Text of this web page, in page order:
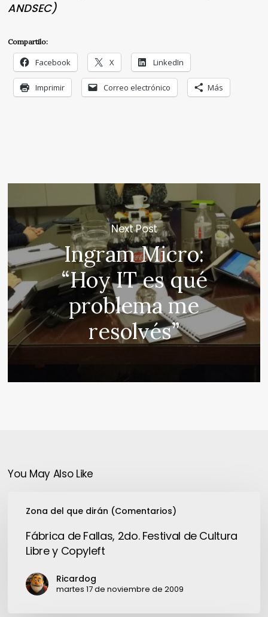
ANDSEC)
Compartilo:
Facebook X LinkedIn
Imprimir Correo electrónico Más
Next Post
Ingram Micro:
“Hoy IT es qué
problema me
resolvés”
You May Also Like
Zona del que dirán (Comentarios)
Festival
Cultura
Fábrica de Fallas, 2do. Festival de Cultura
Libre y Copyleft
Ricardog
martes 17 de noviembre de 2009